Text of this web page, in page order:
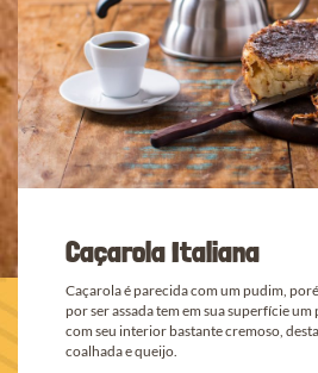
Caçarola Italiana
Caçarola é parecida com um pudim,
por ser assada tem em sua superfície
com seu interior bastante cremoso,
coalhada e queijo.